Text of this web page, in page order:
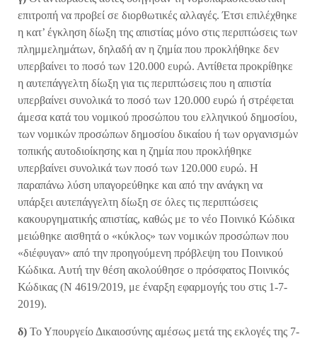
επιτροπή να προβεί σε διορθωτικές αλλαγές. Έτσι επιλέχθηκε
η κατ’ έγκληση δίωξη της απιστίας μόνο στις περιπτώσεις των
πλημμελημάτων, δηλαδή αν η ζημία που προκλήθηκε δεν
υπερβαίνει το ποσό των 120.000 ευρώ. Αντίθετα προκρίθηκε
η αυτεπάγγελτη δίωξη για τις περιπτώσεις που η απιστία
υπερβαίνει συνολικά το ποσό των 120.000 ευρώ ή στρέφεται
άμεσα κατά του νομικού προσώπου του ελληνικού δημοσίου,
των νομικών προσώπων δημοσίου δικαίου ή των οργανισμών
τοπικής αυτοδιοίκησης και η ζημία που προκλήθηκε
υπερβαίνει συνολικά των ποσό των 120.000 ευρώ. Η
παραπάνω λύση υπαγορεύθηκε και από την ανάγκη να
υπάρξει αυτεπάγγελτη δίωξη σε όλες τις περιπτώσεις
κακουργηματικής απιστίας, καθώς με το νέο Ποινικό Κώδικα
μειώθηκε αισθητά ο «κύκλος» των νομικών προσώπων που
«διέφυγαν» από την προηγούμενη πρόβλεψη του Ποινικού
Κώδικα. Αυτή την θέση ακολούθησε ο πρόσφατος Ποινικός
Κώδικας (Ν 4619/2019, με έναρξη εφαρμογής του στις 1-7-
2019).
δ) Το Υπουργείο Δικαιοσύνης αμέσως μετά της εκλογές της 7-